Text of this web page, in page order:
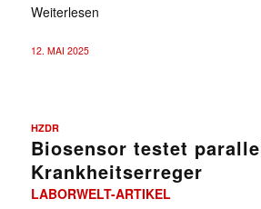
Weiterlesen
12. MAI 2025
HZDR
Biosensor testet
Krankheitserreger
LABORWELT-ARTIKEL